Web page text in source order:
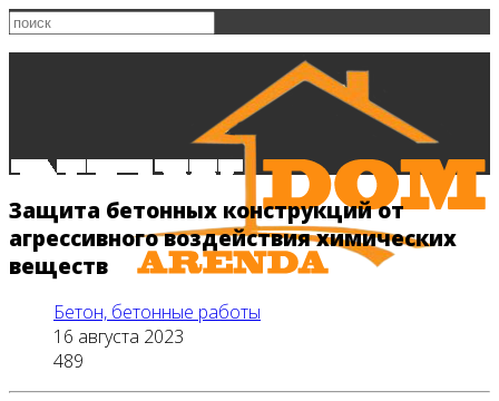
Защита бетонных конструкций от
агрессивного воздействия химических
веществ
Бетон, бетонные работы
16 августа 2023
489